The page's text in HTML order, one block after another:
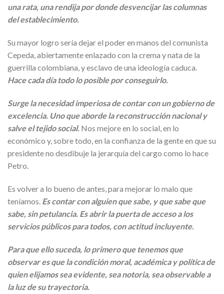
una rata, una rendija por donde desvencijar las columnas
del establecimiento.
Su mayor logro sería dejar el poder en manos del comunista
Cepeda, abiertamente enlazado con la crema y nata de la
guerrilla colombiana, y esclavo de una ideología caduca.
Hace cada día todo lo posible por conseguirlo.
Surge la necesidad imperiosa de contar con un gobierno de
excelencia. Uno que aborde la reconstrucción nacional y
salve el tejido social. Nos mejore en lo social, en lo
económico y, sobre todo, en la confianza de la gente en que su
presidente no desdibuje la jerarquía del cargo como lo hace
Petro.
Es volver a lo bueno de antes, para mejorar lo malo que
teníamos. Es contar con alguien que sabe, y que sabe que
sabe, sin petulancia. Es abrir la puerta de acceso a los
servicios públicos para todos, con actitud incluyente.
Para que ello suceda, lo primero que tenemos que
observar es que la condición moral, académica y política de
quien elijamos sea evidente, sea notoria, sea observable a
la luz de su trayectoria.